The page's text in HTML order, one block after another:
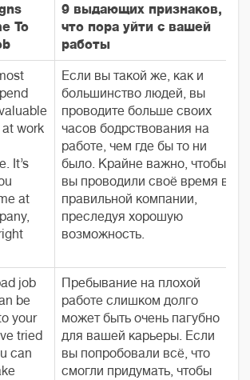
To
9 выдающих признаков,
что пора уйти с вашей
работы
work
It’s
at
Если вы такой же, как и
большинство людей, вы
проводите больше своих
часов бодрствования на
работе, чем где бы то ни
было. Крайне важно, чтобы
вы проводили своё время в
правильной компании,
преследуя хорошую
возможность.
job
be
your
tried
can
Пребывание на плохой
работе слишком долго
может быть очень пагубно
для вашей карьеры. Если
вы попробовали всё, что
смогли придумать, чтобы